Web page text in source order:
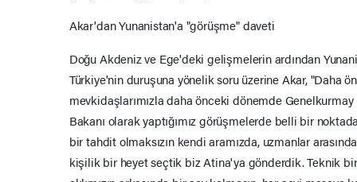
Akar'dan Yunanistan'a "görüşme" daveti
Doğu Akdeniz ve Ege'deki gelişmelerin ardından
Türkiye'nin duruşuna yönelik soru üzerine Akar, "Daha
mevkidaşlarımızla daha önceki dönemde Genelkurmay
Bakanı olarak yaptığımız görüşmelerde belli bir
bir tahdit olmaksızın kendi aramızda, uzmanlar
kişilik bir heyet seçtik biz Atina'ya gönderdik. Teknik